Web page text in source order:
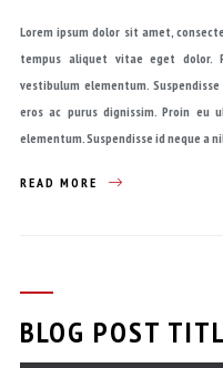
Lorem ipsum dolor sit amet,
tempus aliquet vitae eget dolor.
vestibulum elementum.
eros ac purus dignissim. Proin eu
elementum. Suspendisse id neque a
READ MORE
BLOG POST